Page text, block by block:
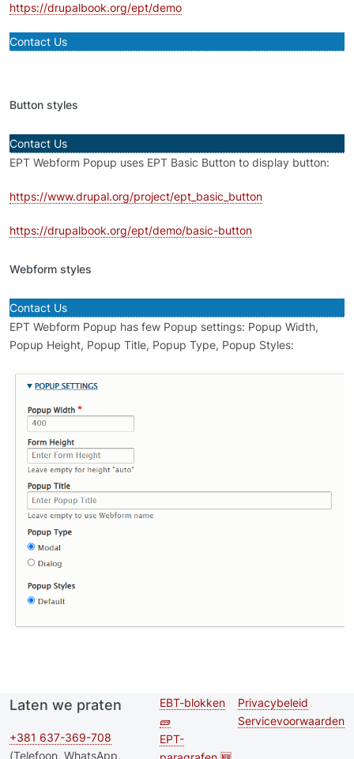
https://drupalbook.org/ept/demo
Contact Us
Button styles
Contact Us
EPT Webform Popup uses EPT Basic Button to display button:
https://www.drupal.org/project/ept_basic_button
https://drupalbook.org/ept/demo/basic-button
Webform styles
Contact Us
EPT Webform Popup has few Popup settings: Popup Width,
Popup Height, Popup Title, Popup Type, Popup Styles:
Laten we praten
+381 637-369-708
(Telefoon, WhatsApp,
Second
footer
EBT-blokken
🧱
EPT-
Footer menu
Privacybeleid
Servicevoorwaarden